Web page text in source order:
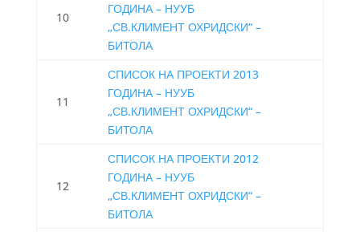
10
ГОДИНА – НУУБ
„СВ.КЛИМЕНТ ОХРИДСКИ“ –
БИТОЛА
11
СПИСОК НА ПРОЕКТИ 2013
ГОДИНА – НУУБ
„СВ.КЛИМЕНТ ОХРИДСКИ“ –
БИТОЛА
12
СПИСОК НА ПРОЕКТИ 2012
ГОДИНА – НУУБ
„СВ.КЛИМЕНТ ОХРИДСКИ“ –
БИТОЛА